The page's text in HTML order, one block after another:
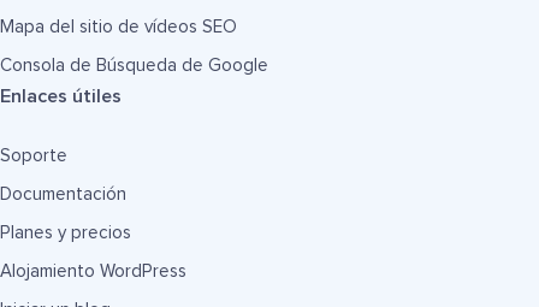
Mapa del sitio de vídeos SEO
Consola de Búsqueda de Google
Enlaces útiles
Soporte
Documentación
Planes y precios
Alojamiento WordPress